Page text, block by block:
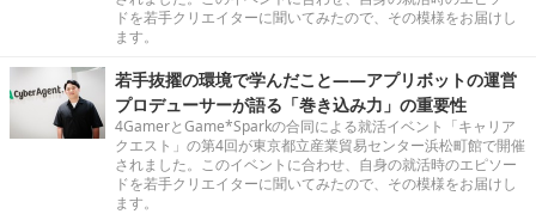
ドを若手クリエイターに聞いてみたので、その模様をお届けし
ます。
若手抜擢の環境で学んだこと――アプリボットの運営
プロデューサーが語る「巻き込み力」の重要性
4GamerとGame*Sparkの合同による就活イベント「キャリア
クエスト」の第4回が東京都立産業貿易センター浜松町館で開催
されました。このイベントに合わせ、自身の就活時のエピソー
ドを若手クリエイターに聞いてみたので、その模様をお届けし
ます。